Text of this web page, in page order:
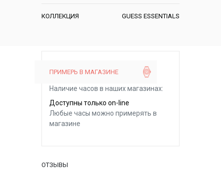
КОЛЛЕКЦИЯ GUESS ESSENTIALS
ПРИМЕРЬ В МАГАЗИНЕ
Наличие часов в наших магазинах:
Доступны только on-line
Любые часы можно примерять в
магазине
ОТЗЫВЫ